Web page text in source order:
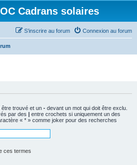
Cadrans solaires
Connexion au forum
S’inscrire au forum
être trouvé et un - devant un mot qui doit être exclu.
par des | entre crochets si uniquement un des
« * » comme joker pour des recherches
ces termes